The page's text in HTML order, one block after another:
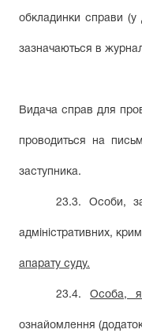
обкладинки справи (у
зазначаються в
Видача справ для
проводиться на
заступника.
23.3. Особи,
адміністративних,
апарату суду.
23.4.Особа,
ознайомлення